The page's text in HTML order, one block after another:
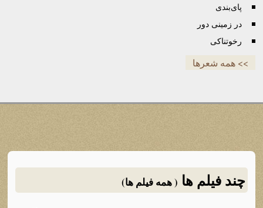
پای‌بندی
در زمینی دور
رخوتناکی
>> همه شعرها
چند فیلم ها ( همه فیلم ها)